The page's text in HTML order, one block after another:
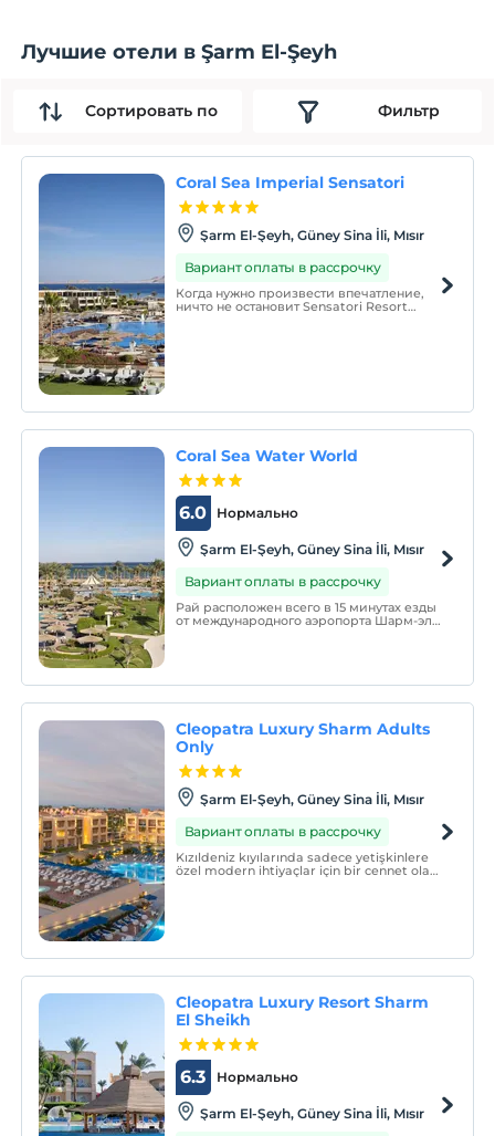
Лучшие отели в Şarm El-Şeyh
Сортировать по Фильтр
Coral Sea Imperial Sensatori
Şarm El-Şeyh, Güney Sina İli, Mısır
Вариант оплаты в рассрочку
Когда нужно произвести впечатление,
ничто не остановит Sensatori Resort
Coral Sea Water World
Нормально
6.0
Şarm El-Şeyh, Güney Sina İli, Mısır
Вариант оплаты в рассрочку
Рай расположен всего в 15 минутах езды
от международного аэропорта Шарм-эль-
выбор для семей и искателей
приключений.
Cleopatra Luxury Sharm Adults
Only
Şarm El-Şeyh, Güney Sina İli, Mısır
Вариант оплаты в рассрочку
Kızıldeniz kıyılarında sadece yetişkinlere
özel modern ihtiyaçlar için bir cennet olan
Cleopatra Luxury Resort Sharm
El Sheikh
Нормально
6.3
Şarm El-Şeyh, Güney Sina İli, Mısır